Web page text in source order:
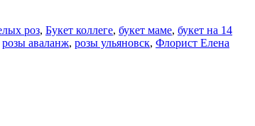
роз, Букет коллеге, букет маме, букет на 14
розы аваланж, розы ульяновск, Флорист Елена